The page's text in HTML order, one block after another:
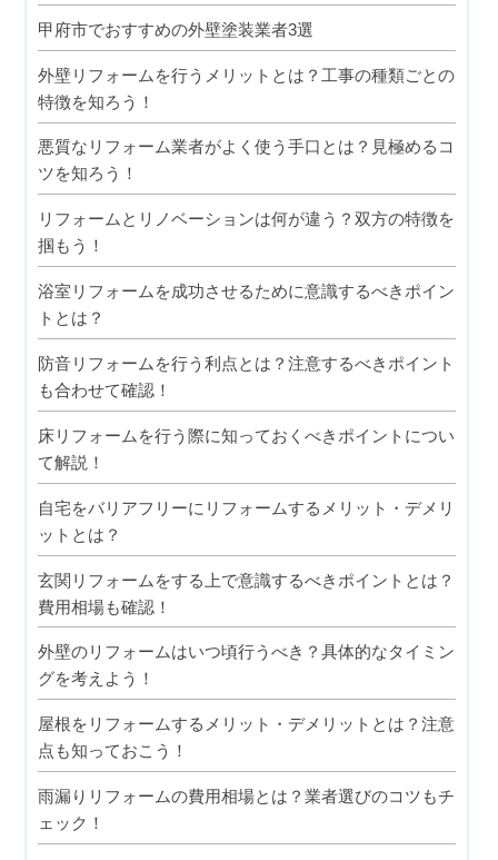
甲府市でおすすめの外壁塗装業者3選
外壁リフォームを行うメリットとは？工事の種類ごとの
特徴を知ろう！
悪質なリフォーム業者がよく使う手口とは？見極めるコ
ツを知ろう！
リフォームとリノベーションは何が違う？双方の特徴を
掴もう！
浴室リフォームを成功させるために意識するべきポイン
トとは？
防音リフォームを行う利点とは？注意するべきポイント
も合わせて確認！
床リフォームを行う際に知っておくべきポイントについ
て解説！
自宅をバリアフリーにリフォームするメリット・デメリ
ットとは？
玄関リフォームをする上で意識するべきポイントとは？
費用相場も確認！
外壁のリフォームはいつ頃行うべき？具体的なタイミン
グを考えよう！
屋根をリフォームするメリット・デメリットとは？注意
点も知っておこう！
雨漏りリフォームの費用相場とは？業者選びのコツもチ
ェック！